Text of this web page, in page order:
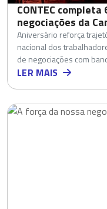
CONTEC
negociações da
Aniversário reforça
nacional dos
de negociações com
LER MAIS